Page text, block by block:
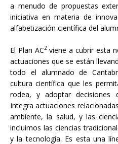
a menudo de propuestas
iniciativa en materia de
alfabetización científica del
El Plan AC2viene a cubrir esta
actuaciones que se están
todo el alumnado de
cultura científica que les
rodea, y adoptar decisiones
Integra actuaciones
ambiente, la salud, y las
incluimos las ciencias
y la tecnología. Es esta una